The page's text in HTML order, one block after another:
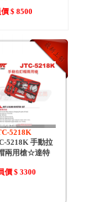
$ 8500
5218K
5218K 手動拉
兩用槍☆達特
價 $ 3300